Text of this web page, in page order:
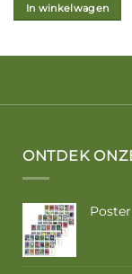
In winkelwagen
ONTDEK